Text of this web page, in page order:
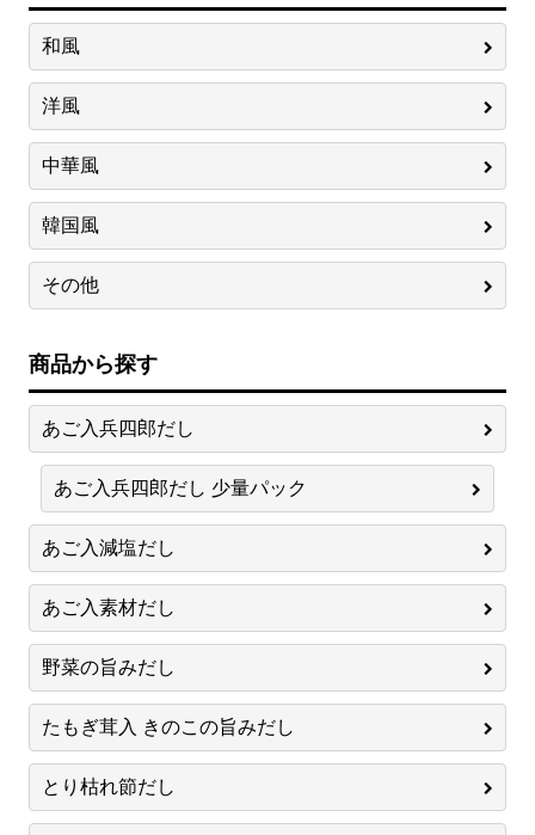
和風
洋風
中華風
韓国風
その他
商品から探す
あご入兵四郎だし
あご入兵四郎だし 少量パック
あご入減塩だし
あご入素材だし
野菜の旨みだし
たもぎ茸入 きのこの旨みだし
とり枯れ節だし